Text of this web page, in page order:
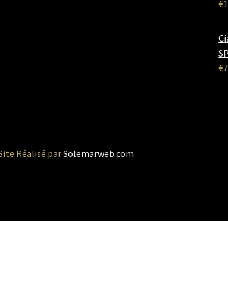
€
€
Réalisé parSolemarweb.com